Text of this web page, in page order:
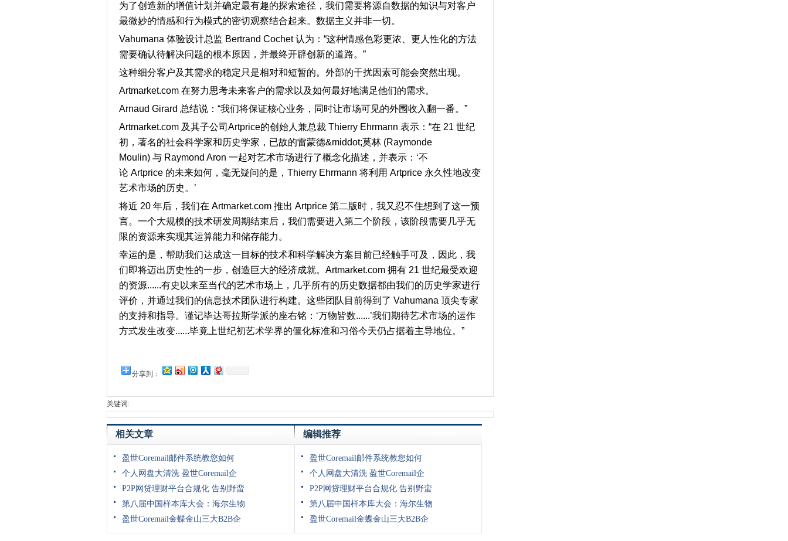
为了创造新的增值计划并确定最有趣的探索途径，我们需要将源自数据的知识与对客户
最微妙的情感和行为模式的密切观察结合起来。数据主义并非一切。
Vahumana 体验设计总监 Bertrand Cochet 认为： “这种情感色彩更浓、更人性化的方法
需要确认待解决问题的根本原因，并最终开辟创新的道路。”
这种细分客户及其需求的稳定只是相对和短暂的。外部的干扰因素可能会突然出现。
Artmarket.com 在努力思考未来客户的需求以及如何最好地满足他们的需求。
Arnaud Girard 总结说：“我们将保证核心业务，同时让市场可见的外围收入翻一番。”
Artmarket.com 及其子公司Artprice的创始人兼总裁 Thierry Ehrmann 表示： “在 21 世纪
初，著名的社会科学家和历史学家，已故的雷蒙德&middot;莫林 (Raymonde
Moulin) 与 Raymond Aron 一起对艺术市场进行了概念化描述，并表示：‘不
论 Artprice 的未来如何，毫无疑问的是，Thierry Ehrmann 将利用 Artprice 永久性地改变
艺术市场的历史。’
将近 20 年后，我们在 Artmarket.com 推出 Artprice 第二版时，我又忍不住想到了这一预
言。一个大规模的技术研发周期结束后，我们需要进入第二个阶段，该阶段需要几乎无
限的资源来实现其运算能力和储存能力。
幸运的是，帮助我们达成这一目标的技术和科学解决方案目前已经触手可及，因此，我
们即将迈出历史性的一步，创造巨大的经济成就。Artmarket.com 拥有 21 世纪最受欢迎
的资源......有史以来至当代的艺术市场上，几乎所有的历史数据都由我们的历史学家进行
评价，并通过我们的信息技术团队进行构建。这些团队目前得到了 Vahumana 顶尖专家
的支持和指导。谨记毕达哥拉斯学派的座右铭：‘万物皆数......’我们期待艺术市场的运作
方式发生改变......毕竟上世纪初艺术学界的僵化标准和习俗今天仍占据着主导地位。”
分享到：
关键词:
相关文章
盈世Coremail邮件系统教您如何
个人网盘大清洗 盈世Coremail企
P2P网贷理财平台合规化 告别野蛮
第八届中国样本库大会：海尔生物
盈世Coremail金蝶金山三大B2B企
编辑推荐
盈世Coremail邮件系统教您如何
个人网盘大清洗 盈世Coremail企
P2P网贷理财平台合规化 告别野蛮
第八届中国样本库大会：海尔生物
盈世Coremail金蝶金山三大B2B企